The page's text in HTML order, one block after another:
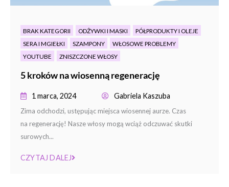
BRAK KATEGORII ODŻYWKI I MASKI
PÓŁPRODUKTY I OLEJE
SERA I MGIEŁKI
SZAMPONY
WŁOSOWE PROBLEMY
YOUTUBE
ZNISZCZONE WŁOSY
5 kroków na wiosenną regenerację
1 marca, 2024 Gabriela Kaszuba
Zima odchodzi, ustępując miejsca wiosennej aurze. Czas
na regenerację! Nasze włosy mogą wciąż odczuwać skutki
surowych...
CZYTAJ DALEJ